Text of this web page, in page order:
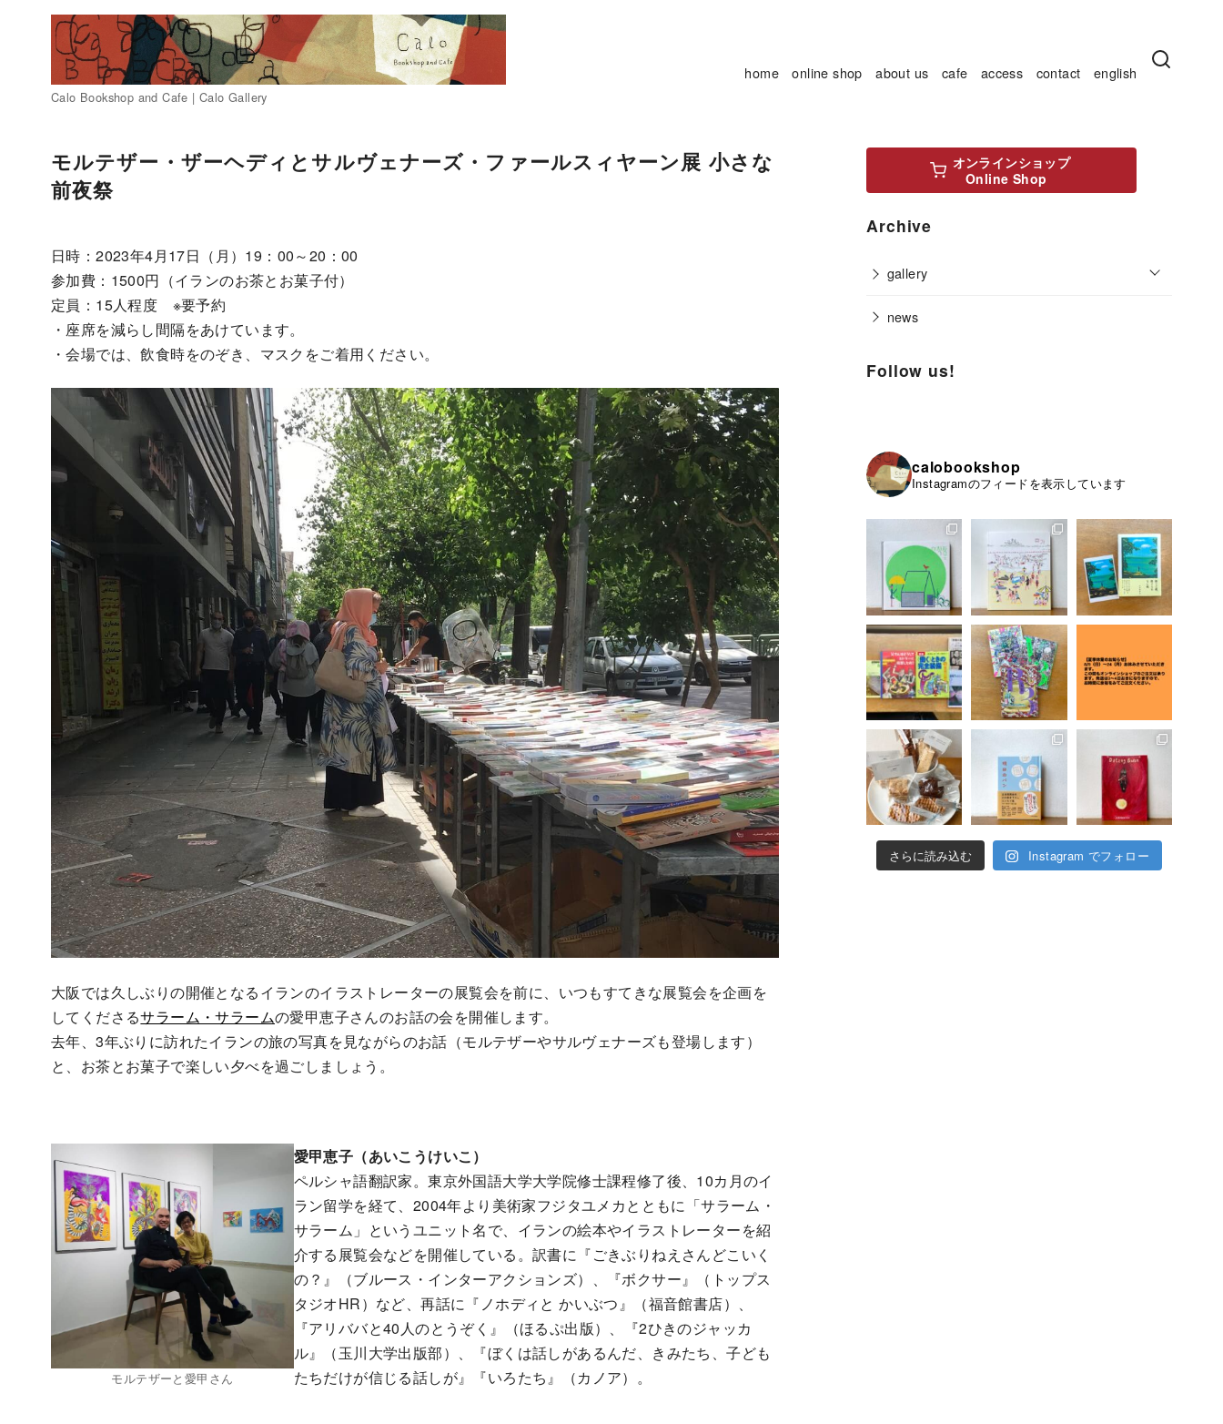
Calo Bookshop and Cafe | Calo Gallery
home online shop about us cafe access contact english
モルテザー・ザーヘディとサルヴェナーズ・ファールスィヤーン展 小さな
前夜祭
日時：2023年4月17日（月）19：00～20：00
参加費：1500円（イランのお茶とお菓子付）
定員：15人程度 ※要予約
・座席を減らし間隔をあけています。
・会場では、飲食時をのぞき、マスクをご着用ください。
大阪では久しぶりの開催となるイランのイラストレーターの展覧会を前に、いつもすてきな展覧会を企画を
してくださるサラーム・サラームの愛甲恵子さんのお話の会を開催します。
去年、3年ぶりに訪れたイランの旅の写真を見ながらのお話（モルテザーやサルヴェナーズも登場します）
と、お茶とお菓子で楽しい夕べを過ごしましょう。
モルテザーと愛甲さん
愛甲恵子（あいこうけいこ）
ペルシャ語翻訳家。東京外国語大学大学院修士課程修了後、10カ月のイ
ラン留学を経て、2004年より美術家フジタユメカとともに「サラーム・
サラーム」というユニット名で、イランの絵本やイラストレーターを紹
介する展覧会などを開催している。訳書に『ごきぶりねえさんどこいく
の？』（ブルース・インターアクションズ）、『ボクサー』（トップス
タジオHR）など、再話に『ノホディと かいぶつ』（福音館書店）、
『アリババと40人のとうぞく』（ほるぷ出版）、『2ひきのジャッカ
ル』（玉川大学出版部）、『ぼくは話しがあるんだ、きみたち、子ども
たちだけが信じる話しが』『いろたち』（カノア）。
オンラインショップ
Online Shop
Archive
gallery o
news
Follow us!
calobookshop
Instagramのフィードを表示しています
さらに読み込む Instagram でフォロー